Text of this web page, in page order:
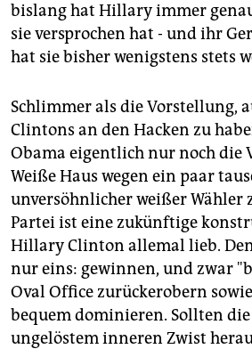
bislang hat Hillary immer
sie versprochen hat - und ihr
hat sie bisher wenigstens stets
Schlimmer als die Vorstellung,
Clintons an den Hacken zu
Obama eigentlich nur noch die
Weiße Haus wegen ein paar
unversöhnlicher weißer Wähler
Partei ist eine zukünftige
Hillary Clinton allemal lieb.
nur eins: gewinnen, und zwar
Oval Office zurückerobern
bequem dominieren. Sollten
ungelöstem inneren Zwist